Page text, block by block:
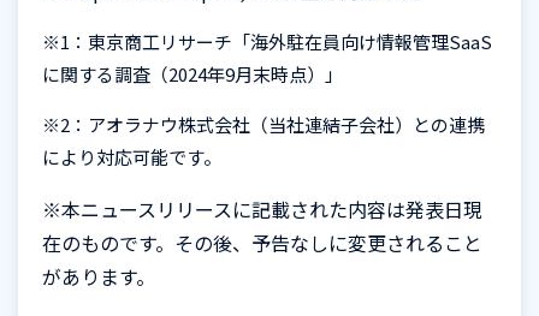
※1 ：東京商工リサーチ「海外駐在員向け情報管理SaaS
に関する調査（2024年9月末時点）」
※2 ：アオラナウ株式会社（当社連結子会社）との連携
により対応可能です。
※本ニュースリリースに記載された内容は発表日現
在のものです。その後、予告なしに変更されること
があります。